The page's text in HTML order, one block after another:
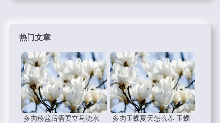
热门文章
多肉移盆后需要立马浇水
多肉玉蝶夏天怎么养 玉蝶